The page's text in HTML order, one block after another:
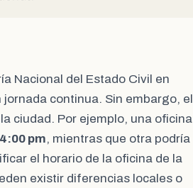
Nacional del Estado Civil en
continua. Sin embargo, el
ciudad. Por ejemplo, una oficina
pm, mientras que otra podría
el horario de la oficina de la
existir diferencias locales o